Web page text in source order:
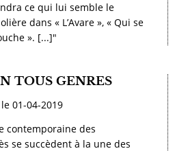
ce qui lui semble le
dans « L’Avare », « Qui se
». [...]"
TOUS GENRES
01-04-2019
contemporaine des
se succèdent à la une des